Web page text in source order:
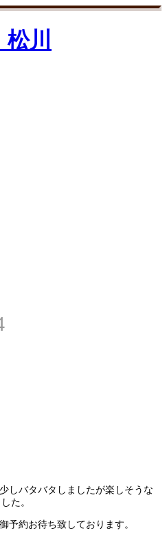
しバタバタしましたが楽しそうな
た。
予約お待ち致しております。